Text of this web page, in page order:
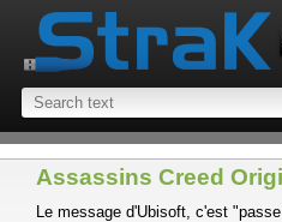
Assassins Creed
Le message d'Ubisoft, c'est